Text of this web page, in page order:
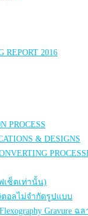
REPORT 2016
PROCESS
& DESIGNS
เซ็ตเท่านั้น)
ตอลไม่จำกัดรูปแบบ
Gravure ฉล